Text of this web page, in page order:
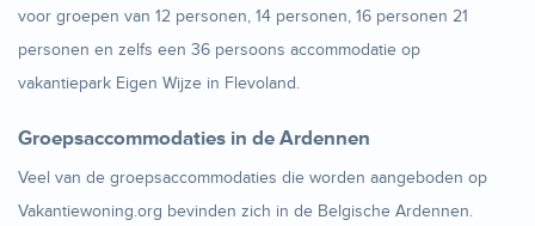
voor groepen van 12 personen, 14 personen, 16 personen 21
personen en zelfs een 36 persoons accommodatie op
vakantiepark Eigen Wijze in Flevoland.
Groepsaccommodaties in de Ardennen
Veel van de groepsaccommodaties die worden aangeboden op
Vakantiewoning.org bevinden zich in de Belgische Ardennen.